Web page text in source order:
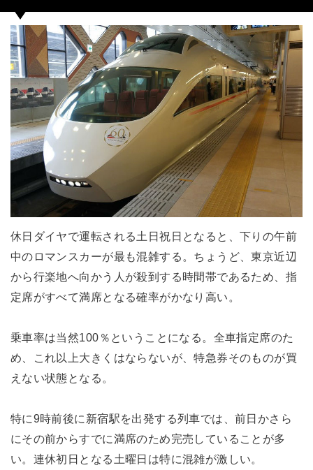
休日ダイヤで運転される土日祝日となると、下りの午前
中のロマンスカーが最も混雑する。ちょうど、東京近辺
から行楽地へ向かう人が殺到する時間帯であるため、指
定席がすべて満席となる確率がかなり高い。
乗車率は当然100％ということになる。全車指定席のた
め、これ以上大きくはならないが、特急券そのものが買
えない状態となる。
特に9時前後に新宿駅を出発する列車では、前日かさら
にその前からすでに満席のため完売していることが多
い。連休初日となる土曜日は特に混雑が激しい。